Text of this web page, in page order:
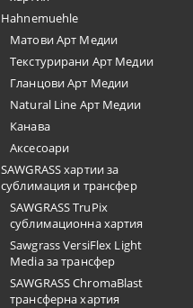
Hahnemuehle
Матови Арт Медии
Текстурирани Арт Медии
Гланцови Арт Медии
Natural Line Арт Медии
Канава
Аксесоари
SAWGRASS хартии за
сублимация и трансфер
SAWGRASS TruPix
сублимационна хартия
Sawgrass VersiFlex Light
Media за трансфер
SAWGRASS ChromaBlast
трансферна хартия